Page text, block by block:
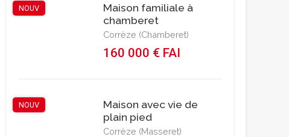
NOUV
Maison familiale à
chamberet
Corrèze (Chamberet)
160 000 € FAI
NOUV
Maison avec vie de
plain pied
Corrèze (Masseret)